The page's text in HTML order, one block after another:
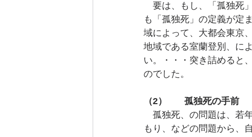
要は、もし、「孤独死
も「孤独死」の定義が定
域によって、大都会東京
地域である室蘭登別、に
い。・・・突き詰めると
のでした。
（2）	孤独死の手前
孤独死、の問題は、若
もり、などの問題から、